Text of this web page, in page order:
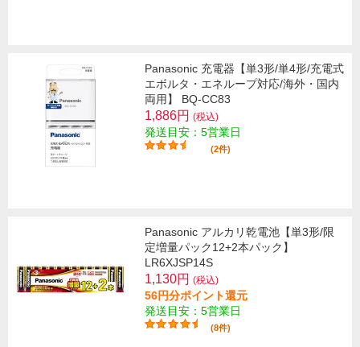
Panasonic 充電器【単3形/単4形/充電式
エボルタ・エネループ対応/海外・国内
両用】 BQ-CC83
1,886円 (税込)
発送目安：5営業日
(2件)
Panasonic アルカリ乾電池【単3形/限
定増量パック12+2本パック】
LR6XJSP14S
1,130円 (税込)
56円分ポイント還元
発送目安：5営業日
(8件)